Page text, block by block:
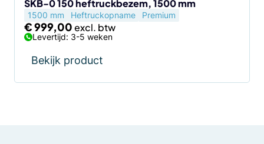
SKB-0 150 heftruckbezem, 1500 mm
1500 mm Heftruckopname Premium
€999,00
Levertijd: 3-5 weken
Bekijk product